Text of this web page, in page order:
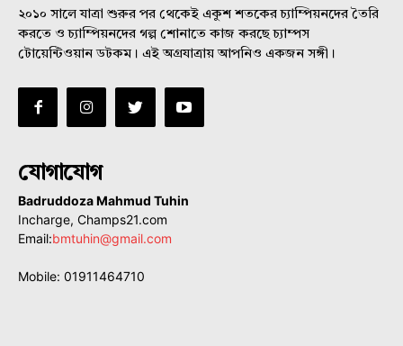
২০১০ সালে যাত্রা শুরুর পর থেকেই একুশ শতকের চ্যাম্পিয়নদের তৈরি
করতে ও চ্যাম্পিয়নদের গল্প শোনাতে কাজ করছে চ্যাম্পস
টোয়েন্টিওয়ান ডটকম। এই অগ্রযাত্রায় আপনিও একজন সঙ্গী।
যোগাযোগ
Badruddoza Mahmud Tuhin
Incharge, Champs21.com
Email:bmtuhin@gmail.com
Mobile: 01911464710